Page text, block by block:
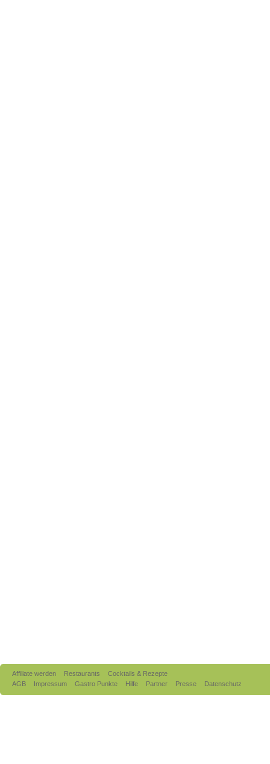
Affiliate werden Restaurants
Cocktails & Rezepte
AGB
Impressum Gastro Punkte Hilfe Partner Presse Datenschutz